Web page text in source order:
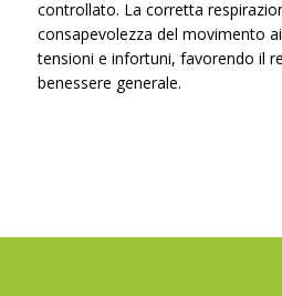
controllato. La corretta
consapevolezza del movimento
tensioni e infortuni, favorendo il
benessere generale.